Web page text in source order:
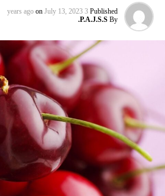
Published
3 years ago
on July 13, 2023
By
P.A.J.S.S.